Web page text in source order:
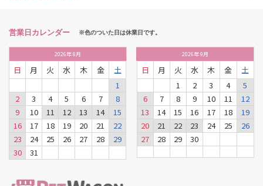
営業日カレンダー ※色のついた日は休業日です。
2026年8月
日 月 火 水 木 金
土
1
2
3 4 5 6 7
8
9
10 11 12 13 14
15
16
17 18 19 20 21
22
23
24 25 26 27 28
29
30
31
2026年9月
日 月 火 水 木 金
土
1
2 3 4
5
6
7 8 9 10 11
12
13
14 15 16 17 18
19
20
21 22 23 24 25
26
27
28 29 30